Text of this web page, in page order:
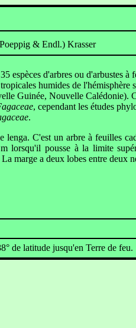
& Endl.) Krasser
espèces d'arbres ou d'arbustes à
humides de l'hémisphère
Guinée, Nouvelle Calédonie).
, cependant les études
.
lenga. C'est un arbre à feuilles
lorsqu'il pousse à la limite
marge a deux lobes entre deux
de latitude jusqu'en Terre de feu.